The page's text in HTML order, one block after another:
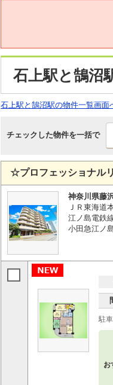
石上駅と鵠沼
石上駅と鵠沼駅の物件一覧画面
チェックした物件を一括で
☆プロフェッショナル
神奈川県藤
ＪＲ東海道
江ノ島電鉄
小田急江ノ
駐
お